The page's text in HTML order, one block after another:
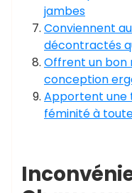
jambes
Conviennent
décontractés
Offrent un bon
conception
Apportent une
féminité à